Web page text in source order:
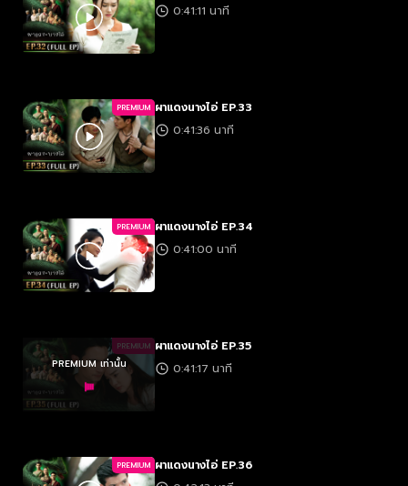
0:41:11 นาที
PREMIUM ผาแดงนางไอ่ EP.33
0:41:36 นาที
PREMIUM ผาแดงนางไอ่ EP.34
0:41:00 นาที
PREMIUM
PREMIUM เท่านั้น
ผาแดงนางไอ่ EP.35
0:41:17 นาที
PREMIUM ผาแดงนางไอ่ EP.36